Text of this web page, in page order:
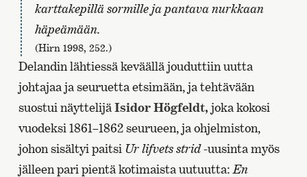
karttakepillä sormille ja pantava nurkkaan
häpeämään.
(Hirn 1998, 252.)
Delandin lähtiessä keväällä jouduttiin uutta
johtajaa ja seuruetta etsimään, ja tehtävään
suostui näyttelijäIsidor Högfeldt, joka kokosi
vuodeksi 1861–1862 seurueen, ja ohjelmiston,
johon sisältyi paitsi Ur lifvets strid-uusinta myös
jälleen pari pientä kotimaista uutuutta: En